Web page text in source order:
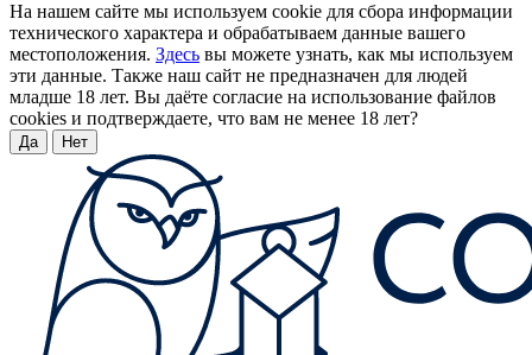
На нашем сайте мы используем cookie для сбора информации
технического характера и обрабатываем данные вашего
местоположения. Здесь вы можете узнать, как мы используем
эти данные. Также наш сайт не предназначен для людей
младше 18 лет. Вы даёте согласие на использование файлов
cookies и подтверждаете, что вам не менее 18 лет?
Да Нет